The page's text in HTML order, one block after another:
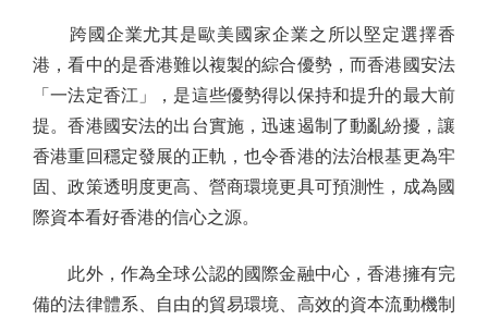
跨國企業尤其是歐美國家企業之所以堅定選擇香
港，看中的是香港難以複製的綜合優勢，而香港國安法
「一法定香江」，是這些優勢得以保持和提升的最大前
提。香港國安法的出台實施，迅速遏制了動亂紛擾，讓
香港重回穩定發展的正軌，也令香港的法治根基更為牢
固、政策透明度更高、營商環境更具可預測性，成為國
際資本看好香港的信心之源。
此外，作為全球公認的國際金融中心，香港擁有完
備的法律體系、自由的貿易環境、高效的資本流動機制